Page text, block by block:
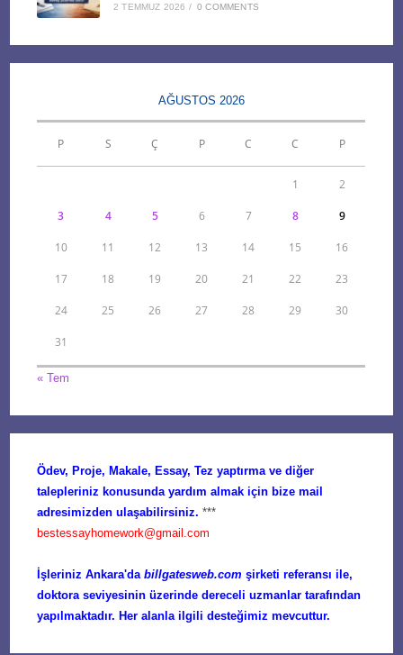
2 TEMMUZ 2026 / 0 COMMENTS
AĞUSTOS 2026
P S Ç P C C P
1 2
3 4 5 6 7 8 9
10 11 12 13 14 15 16
17 18 19 20 21 22 23
24 25 26 27 28 29 30
31
« Tem
Ödev, Proje, Makale, Essay, Tez yaptırma ve diğer
talepleriniz konusunda yardım almak için bize mail
adresimizden ulaşabilirsiniz. ***
bestessayhomework@gmail.com
İşleriniz Ankara'dabillgatesweb.com şirketi referansı ile,
doktora seviyesinin üzerinde dereceli uzmanlar tarafından
yapılmaktadır. Her alanla ilgili desteğimiz mevcuttur.